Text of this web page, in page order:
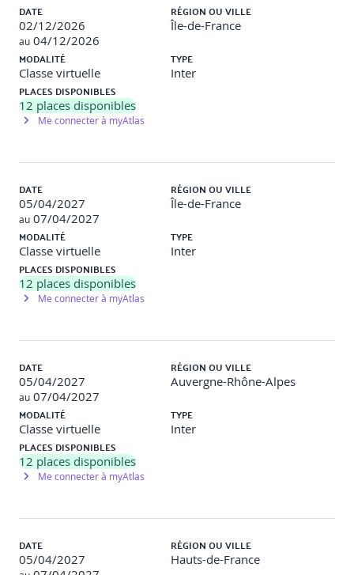
exigences
Définitions, contexte, importance, terminologie
Exemples pratiques illustrant la valeur ajoutée de l’IE
Validation : QCM, questions/réponses, exercice
d’illustration
exigences
Aperçu des principes et explications détaillées
Comparaison des approches selon les contextes
projet
Validation : QCM, échanges, exercice d’application
Introduction à la logique de la documentation
organisation
Produits d’activités dans l’IE, produits basés sur le
langage naturel, templates, glossaires, documents
structurés
Exemples de livrables types et études de cas
Validation : QCM, exercices pratiques de rédaction,
analyse de livrables
Produits d’activités (suite)
DATE
02/12/2026
au 04/12/2026
RÉGION OU VILLE
Île-de-France
MODALITÉ
Classe virtuelle
TYPE
Inter
PLACES DISPONIBLES
12 places disponibles
Me connecter à myAtlas
DATE
05/04/2027
au 07/04/2027
RÉGION OU VILLE
Île-de-France
MODALITÉ
Classe virtuelle
TYPE
Inter
PLACES DISPONIBLES
12 places disponibles
Me connecter à myAtlas
DATE
05/04/2027
au 07/04/2027
RÉGION OU VILLE
Auvergne-Rhône-Alpes
MODALITÉ
Classe virtuelle
TYPE
Inter
PLACES DISPONIBLES
12 places disponibles
Me connecter à myAtlas
DATE
05/04/2027
RÉGION OU VILLE
Hauts-de-France